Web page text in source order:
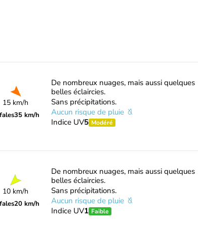
15 km/h
35 km/h
De nombreux nuages, mais aussi quelques
belles éclaircies.
Sans précipitations.
Aucun risque de pluie
Indice UV5 Modéré
10 km/h
20 km/h
De nombreux nuages, mais aussi quelques
belles éclaircies.
Sans précipitations.
Aucun risque de pluie
Indice UV1 Faible